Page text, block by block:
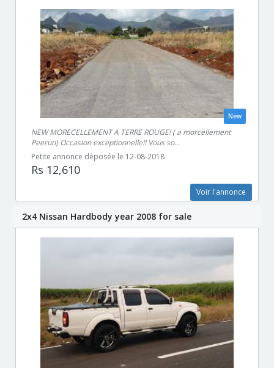
New
NEW MORECELLEMENT A TERRE ROUGE! ( a morcellement
Peerun) Occasion exceptionnelle!! Vous so...
Petite annonce déposée le 12-08-2018
Rs 12,610
Voir l'annonce
2x4 Nissan Hardbody year 2008 for sale